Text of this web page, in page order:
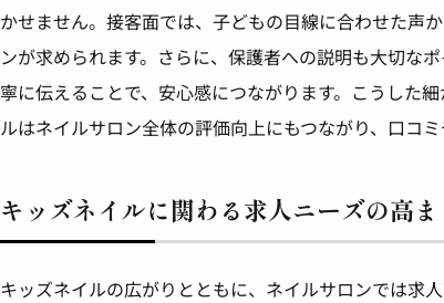
かせません。接客面では、子どもの目線に合わせた声
ンが求められます。さらに、保護者への説明も大切な
寧に伝えることで、安心感につながります。こうした
ルはネイルサロン全体の評価向上にもつながり、口コミ
キッズネイルに関わる求人ニーズの高ま
キッズネイルの広がりとともに、ネイルサロンでは求